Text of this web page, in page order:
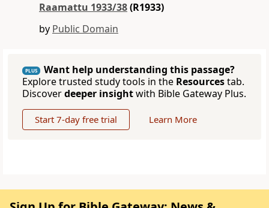
Raamattu 1933/38(R1933)
by Public Domain
PLUS
Want help understanding this passage?
Explore trusted study tools in the Resourcestab.
Discoverdeeper insightwith Bible Gateway Plus.
Start 7-day free trial Learn More